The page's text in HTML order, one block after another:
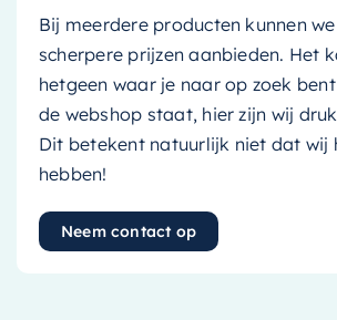
Bij meerdere producten kunnen
scherpere prijzen aanbieden. Het
hetgeen waar je naar op zoek
de webshop staat, hier zijn wij
Dit betekent natuurlijk niet dat wij
hebben!
Neem contact op